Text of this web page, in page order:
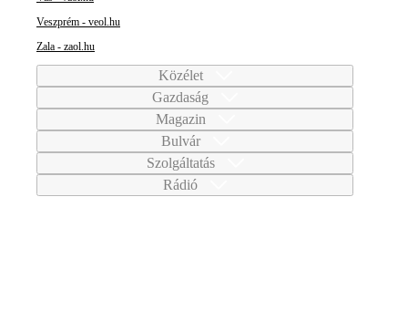
Veszprém - veol.hu
Zala - zaol.hu
Közélet
Gazdaság
Magazin
Bulvár
Szolgáltatás
Rádió